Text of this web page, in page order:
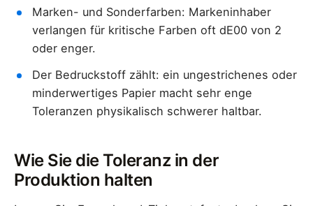
Marken- und Sonderfarben: Markeninhaber
verlangen für kritische Farben oft dE00 von 2
oder enger.
Der Bedruckstoff zählt: ein ungestrichenes oder
minderwertiges Papier macht sehr enge
Toleranzen physikalisch schwerer haltbar.
Wie Sie die Toleranz in der
Produktion halten